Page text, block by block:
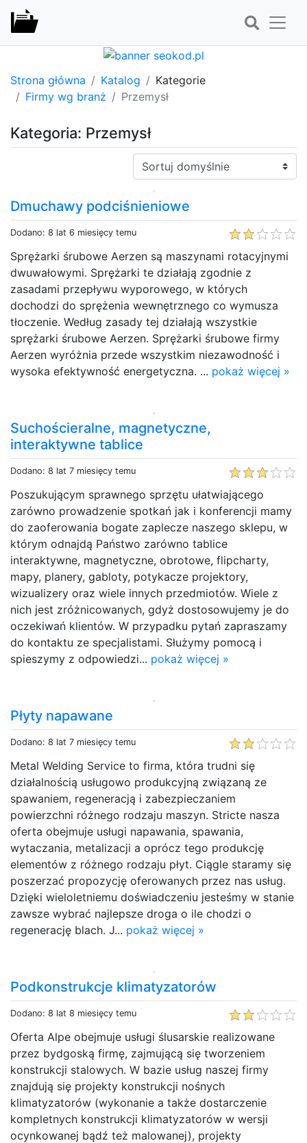
Strona główna Katalog
Kategorie
Firmy wg branż
Przemysł
Kategoria: Przemysł
Sortuj:
Dmuchawy podciśnieniowe
Dodano: 8 lat 6 miesięcy temu
Sprężarki śrubowe Aerzen są maszynami rotacyjnymi
dwuwałowymi. Sprężarki te działają zgodnie z
zasadami przepływu wyporowego, w których
dochodzi do sprężenia wewnętrznego co wymusza
tłoczenie. Według zasady tej działają wszystkie
sprężarki śrubowe Aerzen. Sprężarki śrubowe firmy
Aerzen wyróżnia przede wszystkim niezawodność i
wysoka efektywność energetyczna. ... pokaż więcej »
Suchościeralne, magnetyczne,
interaktywne tablice
Dodano: 8 lat 7 miesięcy temu
Poszukującym sprawnego sprzętu ułatwiającego
zarówno prowadzenie spotkań jak i konferencji mamy
do zaoferowania bogate zaplecze naszego sklepu, w
którym odnajdą Państwo zarówno tablice
interaktywne, magnetyczne, obrotowe, flipcharty,
mapy, planery, gabloty, potykacze projektory,
wizualizery oraz wiele innych przedmiotów. Wiele z
nich jest zróżnicowanych, gdyż dostosowujemy je do
oczekiwań klientów. W przypadku pytań zapraszamy
do kontaktu ze specjalistami. Służymy pomocą i
spieszymy z odpowiedzi... pokaż więcej »
Płyty napawane
Dodano: 8 lat 7 miesięcy temu
Metal Welding Service to firma, która trudni się
działalnością usługowo produkcyjną związaną ze
spawaniem, regeneracją i zabezpieczaniem
powierzchni różnego rodzaju maszyn. Stricte nasza
oferta obejmuje usługi napawania, spawania,
wytaczania, metalizacji a oprócz tego produkcję
elementów z różnego rodzaju płyt. Ciągle staramy się
poszerzać propozycję oferowanych przez nas usług.
Dzięki wieloletniemu doświadczeniu jesteśmy w stanie
zawsze wybrać najlepsze droga o ile chodzi o
regenerację blach. J... pokaż więcej »
Podkonstrukcje klimatyzatorów
Dodano: 8 lat 8 miesięcy temu
Oferta Alpe obejmuje usługi ślusarskie realizowane
przez bydgoską firmę, zajmującą się tworzeniem
konstrukcji stalowych. W bazie usług naszej firmy
znajdują się projekty konstrukcji nośnych
klimatyzatorów (wykonanie a także dostarczenie
kompletnych konstrukcji klimatyzatorów w wersji
ocynkowanej bądź też malowanej), projekty